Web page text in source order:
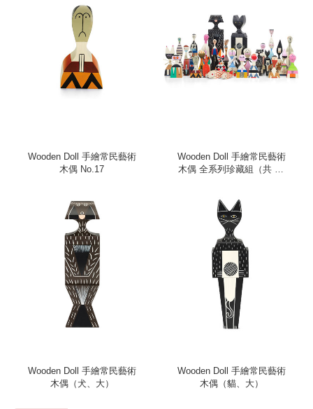
Wooden Doll 手繪常民藝術
木偶 No.17
Wooden Doll 手繪常民藝術
木偶 全系列珍藏組（共 28
Wooden Doll 手繪常民藝術
木偶（犬、大）
Wooden Doll 手繪常民藝術
木偶（貓、大）